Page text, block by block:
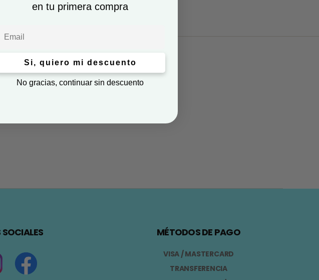
SOCIALES MÉTODOS DE PAGO
VISA / MASTERCARD
TRANSFERENCIA
en tu primera compra
Si, quiero mi descuento
No gracias, continuar sin descuento